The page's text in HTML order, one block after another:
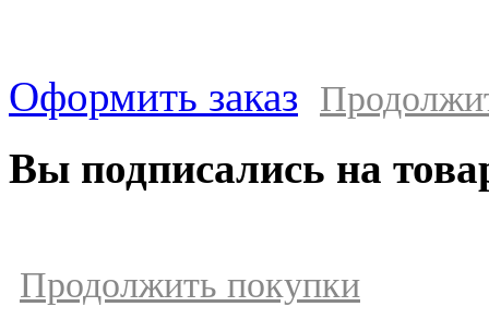
Оформить заказ
Вы подписались на
Продолжить покупки